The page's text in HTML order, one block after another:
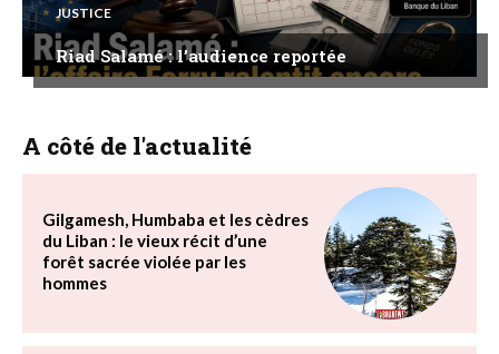
JUSTICE
Riad Salamé : l’audience reportée
A côté de l'actualité
Gilgamesh, Humbaba et les cèdres
du Liban : le vieux récit d’une
forêt sacrée violée par les
hommes